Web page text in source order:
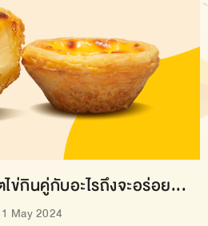
ข่กินคู่กับอะไรถึงจะอร่อย...
May 2024